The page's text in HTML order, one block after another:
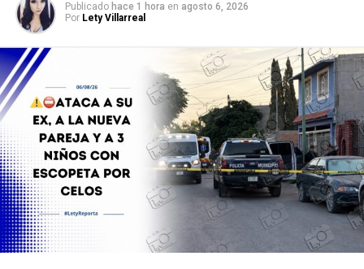
Publicado hace 1 hora en agosto 6, 2026
Por Lety Villarreal